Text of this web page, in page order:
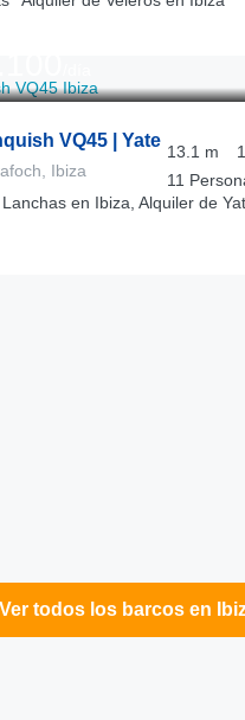
VQ45 | Yate
Ibiza
13.1 m
11
en Ibiza, Alquiler de
Ver todos los barcos en